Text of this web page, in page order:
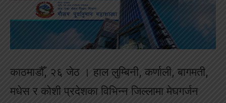
काठमाडौँ, २६ जेठ । हाल लुम्बिनी, कर्णाली, बागमती,
मधेस र कोशी प्रदेशका विभिन्न जिल्लामा मेघगर्जन